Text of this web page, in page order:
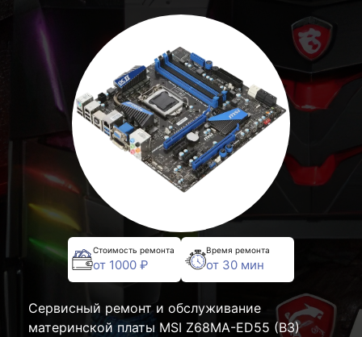
Стоимость ремонта
от 1000 ₽
Время ремонта
от 30 мин
Сервисный ремонт и обслуживание
материнской платы MSI Z68MA-ED55 (B3)